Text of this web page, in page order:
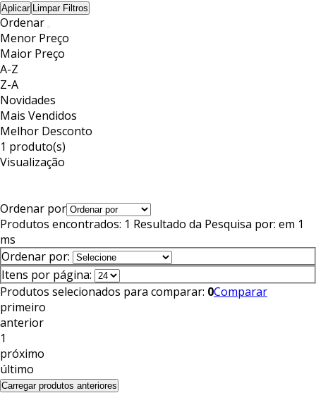
Aplicar Limpar Filtros
Ordenar
Menor Preço
Maior Preço
A-Z
Z-A
Novidades
Mais Vendidos
Melhor Desconto
1 produto(s)
Visualização
Ordenar por
Produtos encontrados: 1 Resultado da Pesquisa por: em 1
ms
Ordenar por:
Itens por página:
Produtos selecionados para comparar: 0Comparar
primeiro
anterior
1
próximo
último
Carregar produtos anteriores